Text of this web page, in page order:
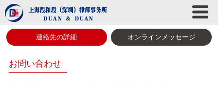
連絡先の詳細 オンラインメッセージ
お問い合わせ